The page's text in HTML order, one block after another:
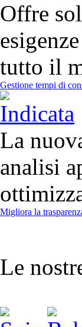
Offre
tutto il
Gestione tempi di
La
analisi
Migliora la
Le